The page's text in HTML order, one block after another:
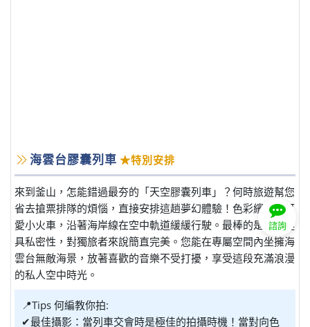
海雲台膠囊列車 ★特別安排
來到釜山，怎能錯過最夯的「天空膠囊列車」？何時旅遊幫您
省去搶票排隊的煩惱，直接安排這趟夢幻體驗！色彩繽紛的可
愛小火車，沿著海岸線在空中軌道緩緩行駛。最棒的是車廂極
具私密性，對獨旅者來說簡直完美。您能在專屬空間內坐擁海
雲台無敵海景，放著喜歡的音樂不受打擾，享受這段充滿浪漫
的私人空中時光。
📍Tips 何編教你拍:
✔最佳攝影：當列車交會時是極佳的拍攝時機！當對向色
諮詢